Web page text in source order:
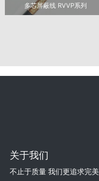
多芯屏蔽线 RVVP系列
关于我们
不止于质量 我们更追求完美